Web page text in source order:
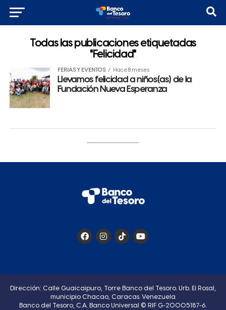
Todas las publicaciones etiquetadas
"Felicidad"
FERIAS Y EVENTOS Hace 8 meses
Llevamos felicidad a niños(as) de la
Fundación Nueva Esperanza
Dirección: Calle Guaicaipuro, Torre Banco del Tesoro. Urb. El Rosal,
municipio Chacao, Caracas. Venezuela
Banco del Tesoro, C.A. Banco Universal © RIF G-20005187-6.